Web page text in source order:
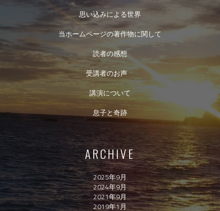
思い込みによる世界
当ホームページの著作物に関して
読者の感想
受講者のお声
講演について
息子と奇跡
ARCHIVE
2025年9月
2024年9月
2021年9月
2019年1月